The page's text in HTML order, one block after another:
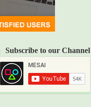
Subscribe to our Channel